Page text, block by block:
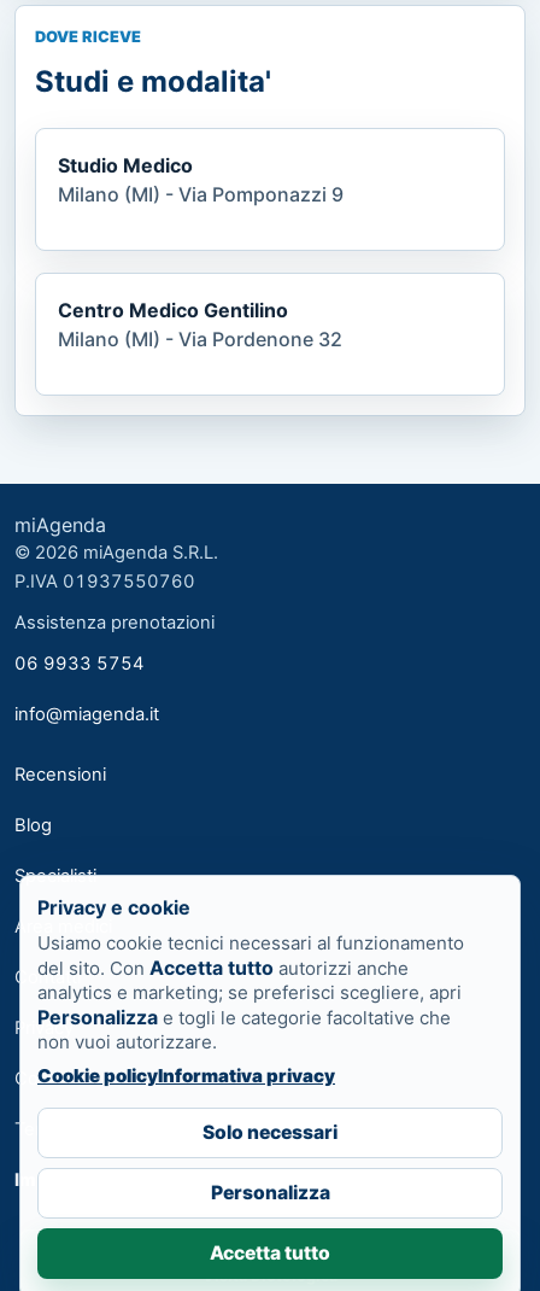
DOVE RICEVE
Studi e modalita'
Studio Medico
Milano (MI) - Via Pomponazzi 9
Centro Medico Gentilino
Milano (MI) - Via Pordenone 32
Prenota ora
Visita Dietologica
miAgenda
© 2026 miAgenda S.R.L.
P.IVA 01937550760
Assistenza prenotazioni
06 9933 5754
info@miagenda.it
Recensioni
Blog
Specialisti
Area medici
Contatti
Privacy
Cookie
Termini
Impostazioni cookie
Privacy e cookie
Usiamo cookie tecnici necessari al funzionamento
del sito. Con Accetta tutto autorizzi anche
analytics e marketing; se preferisci scegliere, apri
Personalizza e togli le categorie facoltative che
non vuoi autorizzare.
Cookie policyInformativa privacy
Solo necessari
Personalizza
Accetta tutto